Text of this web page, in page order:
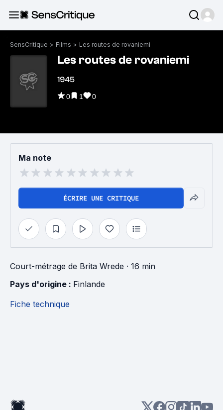
SensCritique > Films > Les routes de rovaniemi
Les routes de rovaniemi
1945
0 1 0
Ma note
ÉCRIRE UNE CRITIQUE
Court-métrage de Brita Wrede · 16 min
Pays d'origine : Finlande
Fiche technique